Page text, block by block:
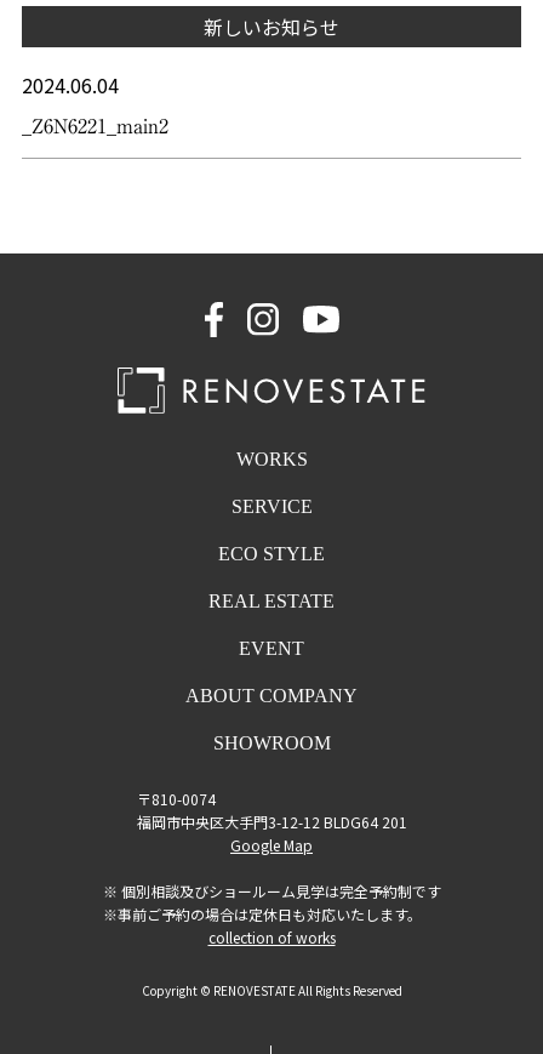
新しいお知らせ
2024.06.04
_Z6N6221_main2
WORKS
SERVICE
ECO STYLE
REAL ESTATE
EVENT
ABOUT COMPANY
SHOWROOM
〒810-0074
福岡市中央区大手門3-12-12 BLDG64 201
Google Map
※ 個別相談及びショールーム見学は完全予約制です
※事前ご予約の場合は定休日も対応いたします。
collection of works
Copyright © RENOVESTATE All Rights Reserved